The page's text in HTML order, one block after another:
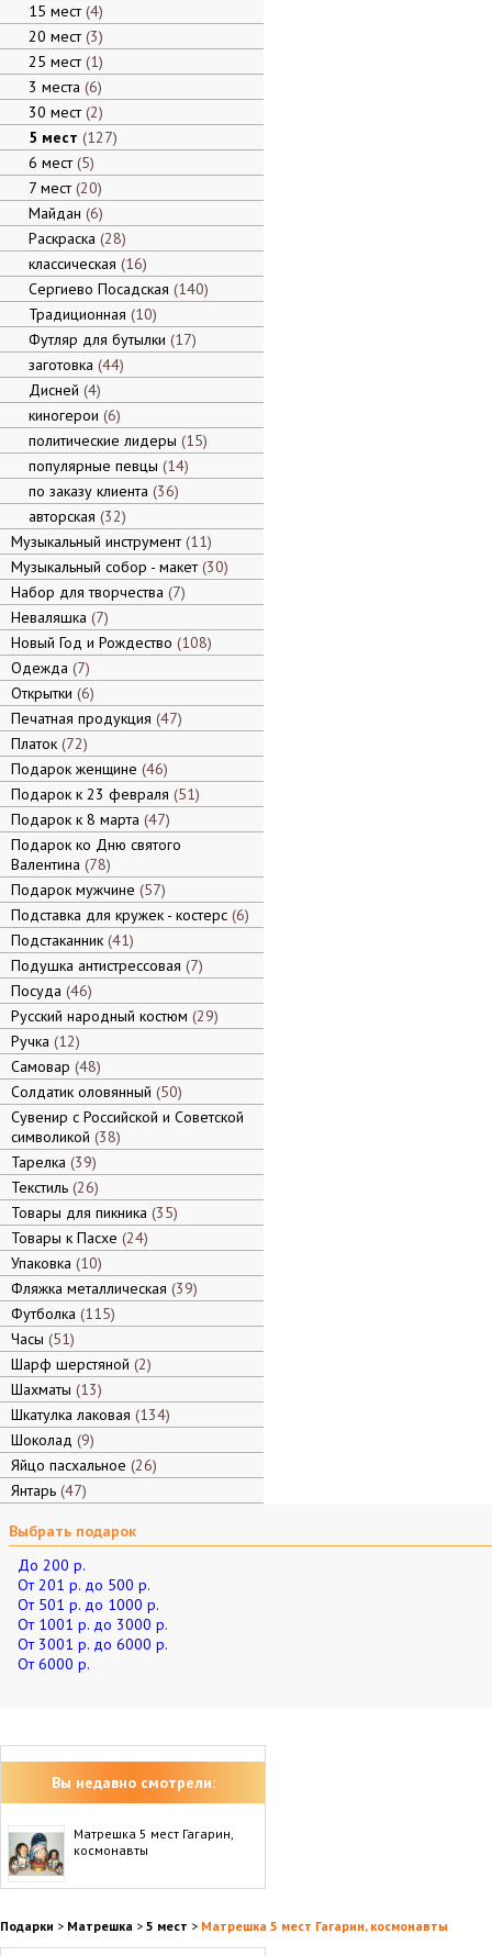
15 мест 4
20 мест 3
25 мест 1
3 места 6
30 мест 2
5 мест 127
6 мест 5
7 мест 20
Майдан 6
Раскраска 28
классическая 16
Сергиево Посадская 140
Традиционная 10
Футляр для бутылки 17
заготовка 44
Дисней 4
киногерои 6
политические лидеры 15
популярные певцы 14
по заказу клиента 36
авторская 32
Музыкальный инструмент 11
Музыкальный собор - макет 30
Набор для творчества 7
Неваляшка 7
Новый Год и Рождество 108
Одежда 7
Открытки 6
Печатная продукция 47
Платок 72
Подарок женщине 46
Подарок к 23 февраля 51
Подарок к 8 марта 47
Подарок ко Дню святого
Валентина 78
Подарок мужчине 57
Подставка для кружек - костерс 6
Подстаканник 41
Подушка антистрессовая 7
Посуда 46
Русский народный костюм 29
Ручка 12
Самовар 48
Солдатик оловянный 50
Сувенир с Российской и Советской
символикой 38
Тарелка 39
Текстиль 26
Товары для пикника 35
Товары к Пасхе 24
Упаковка 10
Фляжка металлическая 39
Футболка 115
Часы 51
Шарф шерстяной 2
Шахматы 13
Шкатулка лаковая 134
Шоколад 9
Яйцо пасхальное 26
Янтарь 47
Выбрать подарок
До 200 р.
От 201 р. до 500 р.
От 501 р. до 1000 р.
От 1001 р. до 3000 р.
От 3001 р. до 6000 р.
От 6000 р.
Вы недавно смотрели:
Матрешка 5 мест Гагарин,
космонавты
Подарки > Матрешка > 5 мест > Матрешка 5 мест Гагарин, космонавты